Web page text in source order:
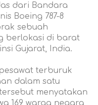
dari Bandara
Boeing 787-8
sebuah
berlokasi di barat
Gujarat, India.
terburuk
dalam satu
menyatakan
169 warga negara